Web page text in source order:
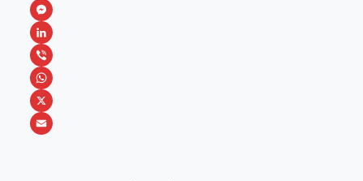
F
a
c
e
b
o
M
e
s
s
e
L
i
n
k
V
i
b
W
h
X